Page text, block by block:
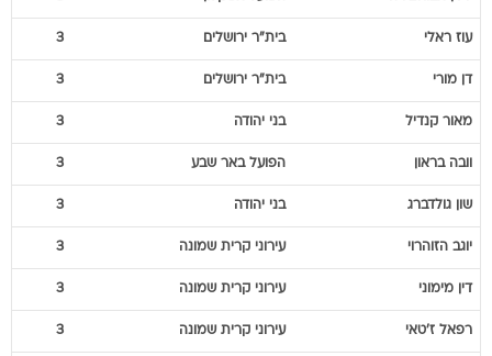
עוז ראלי בית"ר ירושלים 3
דן מורי בית"ר ירושלים 3
מאור קנדיל בני יהודה 3
וובה בראון הפועל באר שבע 3
שון גולדברג בני יהודה 3
יוגב הזוהרוי עירוני קרית שמונה 3
דין מימוני עירוני קרית שמונה 3
רפאל ז'טאי עירוני קרית שמונה 3